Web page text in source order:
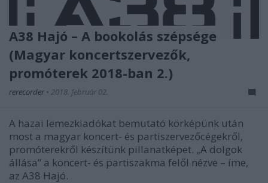
A38 Hajó – A bookolás szépsége
(Magyar koncertszervezők,
promóterek 2018-ban 2.)
rerecorder • 2018. február 02.
A hazai lemezkiadókat bemutató körképünk után
most a magyar koncert- és partiszervezőcégekről,
promóterekről készítünk pillanatképet. „A dolgok
állása” a koncert- és partiszakma felől nézve – íme,
az A38 Hajó.